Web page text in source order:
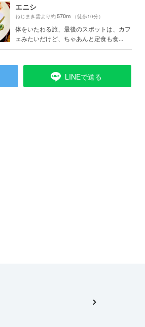
エニシ
ねじまき雲より約570m （徒歩10分）
体をいたわる旅、最後のスポットは、カフ
ェみたいだけど、ちゃあんと定食も食...
LINEで送る